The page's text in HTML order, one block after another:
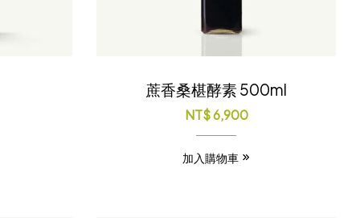
蔗香桑椹酵素 500ml
NT$6,900
加入購物車